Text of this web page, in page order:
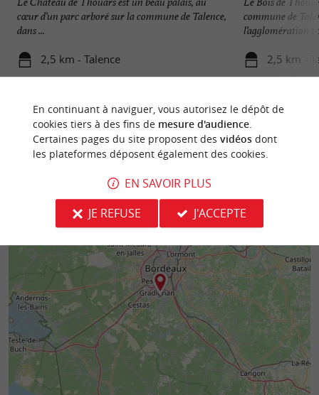
cœur d’un parc arboré sur la commune de Talence,
dans ...
2,5 km - Talence
commune de
l’agglomération
2,5 km -
En continuant à naviguer, vous autorisez le dépôt de
cookies tiers à des fins de mesure d'audience.
Certaines pages du site proposent des vidéosdont
les plateformes déposent également des cookies.
EN SAVOIR PLUS
JE REFUSE
J'ACCEPTE